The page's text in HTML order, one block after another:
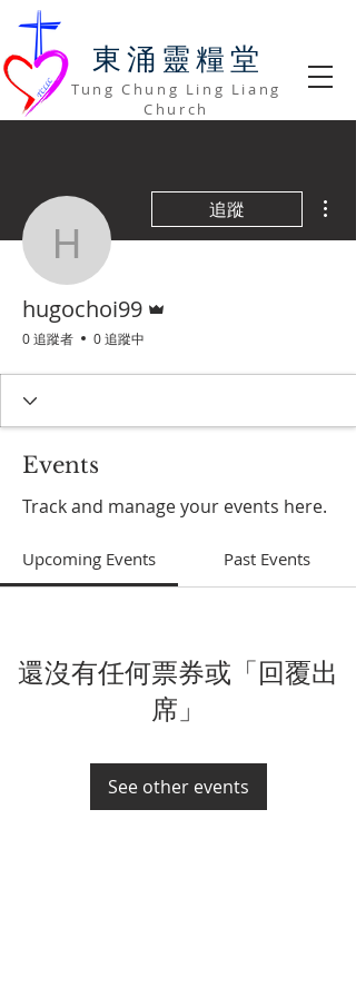
​東涌靈糧堂
Tung Chung Ling Liang
Church
hugochoi99
追蹤
hugochoi99
0 追蹤者 0 追蹤中
Events
Track and manage your events here.
Upcoming Events Past Events
還沒有任何票券或「回覆出
席」
See other events